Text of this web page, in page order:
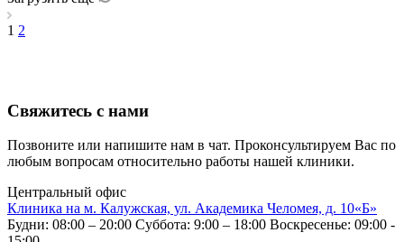
1 2
Свяжитесь с нами
Позвоните или напишите нам в чат. Проконсультируем Вас по
любым вопросам относительно работы нашей клиники.
Центральный офис
Клиника на м. Калужская, ул. Академика Челомея, д. 10«Б»
Будни: 08:00 – 20:00 Суббота: 9:00 – 18:00 Воскресенье: 09:00 -